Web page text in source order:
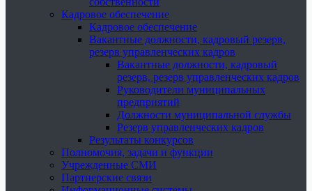
Кадровое обеспечение
Кадровое обеспечение
Вакантные должности, кадровый резерв,
резерв управленческих кадров
Вакантные должности, кадровый
резерв, резерв управленческих кадров
Руководители муниципальных
предприятий
Должности муниципальной службы
Резерв управленческих кадров
Результаты конкурсов
Полномочия, задачи и функции
Учрежденные СМИ
Партнерские связи